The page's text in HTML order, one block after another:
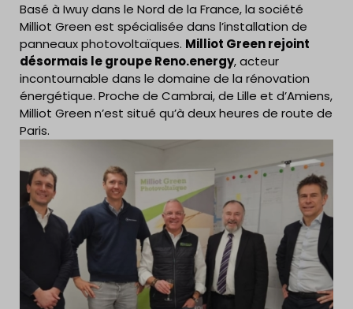
Basé à Iwuy dans le Nord de la France, la société
Milliot Green est spécialisée dans l’installation de
panneaux photovoltaïques. Milliot Green rejoint
désormais le groupe Reno.energy, acteur
incontournable dans le domaine de la rénovation
énergétique. Proche de Cambrai, de Lille et d’Amiens,
Milliot Green n’est situé qu’à deux heures de route de
Paris.